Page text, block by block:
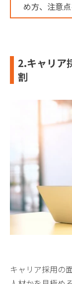
め方、注意
2.キャリア
割
キャリア採用の